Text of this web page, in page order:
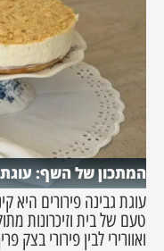
המתכון של השף: עוגת
עוגת גבינה פירורים היא
טעם של בית וזיכרונות
ואוורירי לבין פירורי